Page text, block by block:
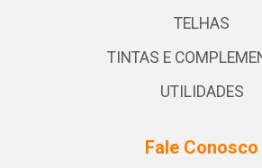
TELHAS
TINTAS E
UTILIDADES
Fale Conosco